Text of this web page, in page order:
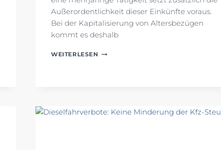
Außerordentlichkeit dieser Einkünfte voraus.
Bei der Kapitalisierung von Altersbezügen
kommt es deshalb
WEITERLESEN KAPITALABFINDUNG